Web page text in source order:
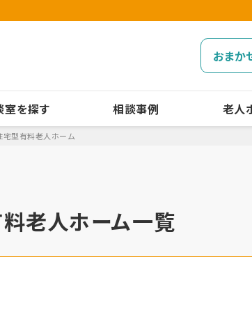
おまか
室を探す 相談事例 老人
宅型有料老人ホーム
老人ホーム一覧